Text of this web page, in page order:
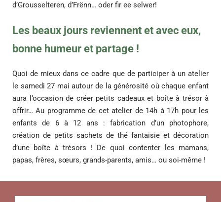
d’Grousselteren, d’Frënn… oder fir ee selwer!
Les beaux jours reviennent et avec eux,
bonne humeur et partage !
Quoi de mieux dans ce cadre que de participer à un atelier
le samedi 27 mai autour de la générosité où chaque enfant
aura l’occasion de créer petits cadeaux et boîte à trésor à
offrir… Au programme de cet atelier de 14h à 17h pour les
enfants de 6 à 12 ans : fabrication d’un photophore,
création de petits sachets de thé fantaisie et décoration
d’une boîte à trésors ! De quoi contenter les mamans,
papas, frères, sœurs, grands-parents, amis… ou soi-même !